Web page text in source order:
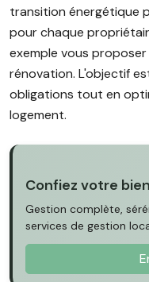
transition énergétique
pour chaque
exemple vous
rénovation. L'objectif
obligations tout en
logement.
Confiez votre
Gestion complète,
services de gestion